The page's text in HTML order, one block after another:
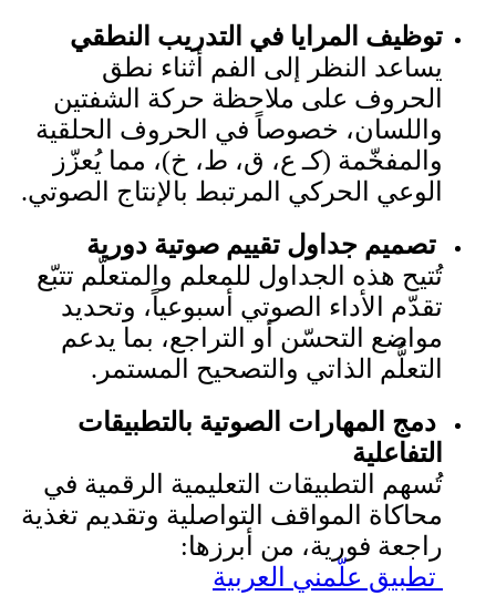
توظيف المرايا في التدريب النطقي
يساعد النظر إلى الفم أثناء نطق
الحروف على ملاحظة حركة الشفتين
واللسان، خصوصاً في الحروف الحلقية
والمفخّمة (كـ ع، ق، ط، خ)، مما يُعزّز
الوعي الحركي المرتبط بالإنتاج الصوتي.
تصميم جداول تقييم صوتية دورية
تُتيح هذه الجداول للمعلم والمتعلّم تتبّع
تقدّم الأداء الصوتي أسبوعياً، وتحديد
مواضع التحسّن أو التراجع، بما يدعم
التعلُّم الذاتي والتصحيح المستمر.
دمج المهارات الصوتية بالتطبيقات
التفاعلية
تُسهم التطبيقات التعليمية الرقمية في
محاكاة المواقف التواصلية وتقديم تغذية
راجعة فورية، من أبرزها:
تطبيق علّمني العربية